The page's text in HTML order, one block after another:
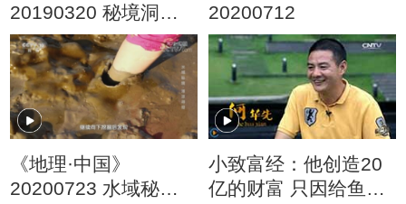
20190320 秘境洞天·
解密奇峰身世（上）
20200712
《地理·中国》
20200723 水域秘境·
小致富经：他创造20
亿的财富 只因给鱼编